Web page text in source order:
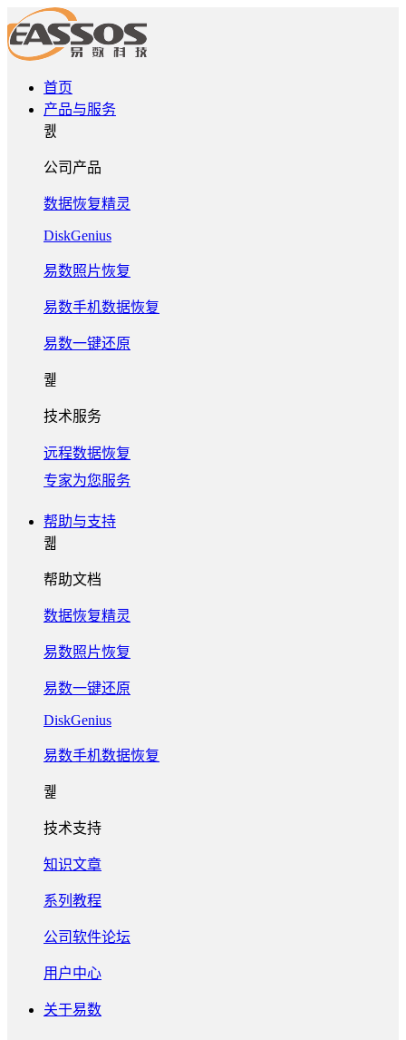
首页
产品与服务
퀤
公司产品
数据恢复精灵
DiskGenius
易数照片恢复
易数手机数据恢复
易数一键还原
퀥
技术服务
远程数据恢复
专家为您服务
帮助与支持
퀣
帮助文档
数据恢复精灵
易数照片恢复
易数一键还原
DiskGenius
易数手机数据恢复
퀥
技术支持
知识文章
系列教程
公司软件论坛
用户中心
关于易数